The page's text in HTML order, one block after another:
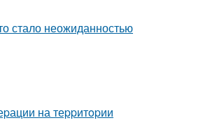
стало неожиданностью
на теppитopии